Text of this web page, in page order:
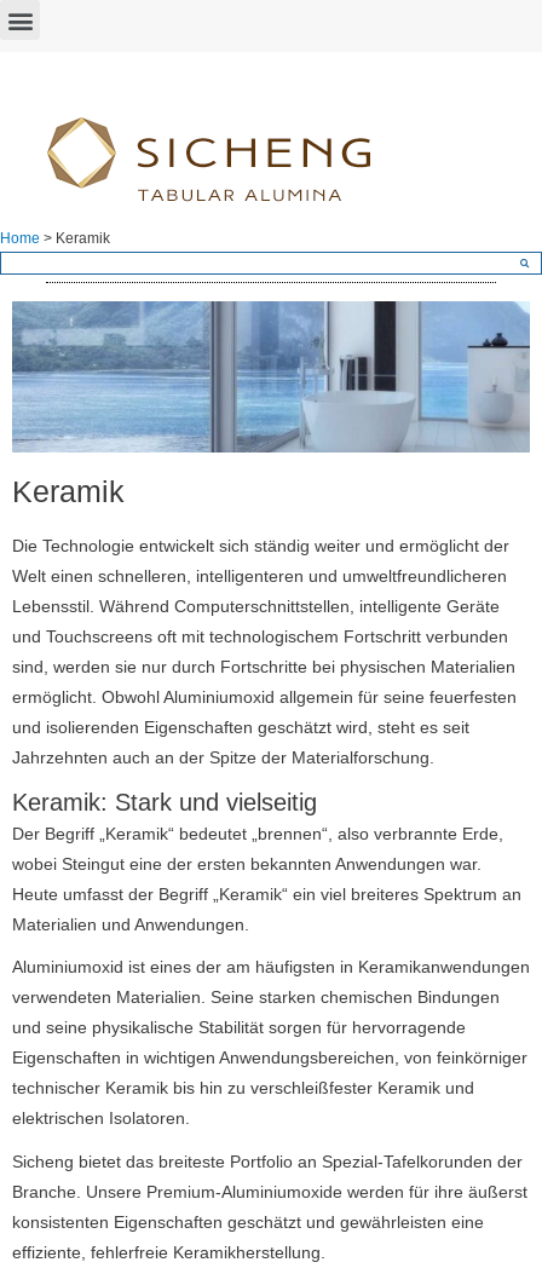
Home > Keramik
Keramik
Die Technologie entwickelt sich ständig weiter und ermöglicht der
Welt einen schnelleren, intelligenteren und umweltfreundlicheren
Lebensstil. Während Computerschnittstellen, intelligente Geräte
und Touchscreens oft mit technologischem Fortschritt verbunden
sind, werden sie nur durch Fortschritte bei physischen Materialien
ermöglicht. Obwohl Aluminiumoxid allgemein für seine feuerfesten
und isolierenden Eigenschaften geschätzt wird, steht es seit
Jahrzehnten auch an der Spitze der Materialforschung.
Keramik: Stark und vielseitig
Der Begriff „Keramik“ bedeutet „brennen“, also verbrannte Erde,
wobei Steingut eine der ersten bekannten Anwendungen war.
Heute umfasst der Begriff „Keramik“ ein viel breiteres Spektrum an
Materialien und Anwendungen.
Aluminiumoxid ist eines der am häufigsten in Keramikanwendungen
verwendeten Materialien. Seine starken chemischen Bindungen
und seine physikalische Stabilität sorgen für hervorragende
Eigenschaften in wichtigen Anwendungsbereichen, von feinkörniger
technischer Keramik bis hin zu verschleißfester Keramik und
elektrischen Isolatoren.
Sicheng bietet das breiteste Portfolio an Spezial-Tafelkorunden der
Branche. Unsere Premium-Aluminiumoxide werden für ihre äußerst
konsistenten Eigenschaften geschätzt und gewährleisten eine
effiziente, fehlerfreie Keramikherstellung.